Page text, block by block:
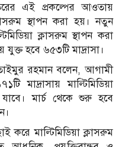
এই প্রকল্পের আওতায়
স্থাপন করা হয়। নতুন
ক্লাসরুম স্থাপন করা
যুক্ত হবে ৬৫৩টি মাদ্রাসা।
রহমান বলেন, আগামী
মাদ্রাসায় মাল্টিমিডিয়া
মার্চ থেকে শুরু হবে
করে মাল্টিমিডিয়া ক্লাসরুম